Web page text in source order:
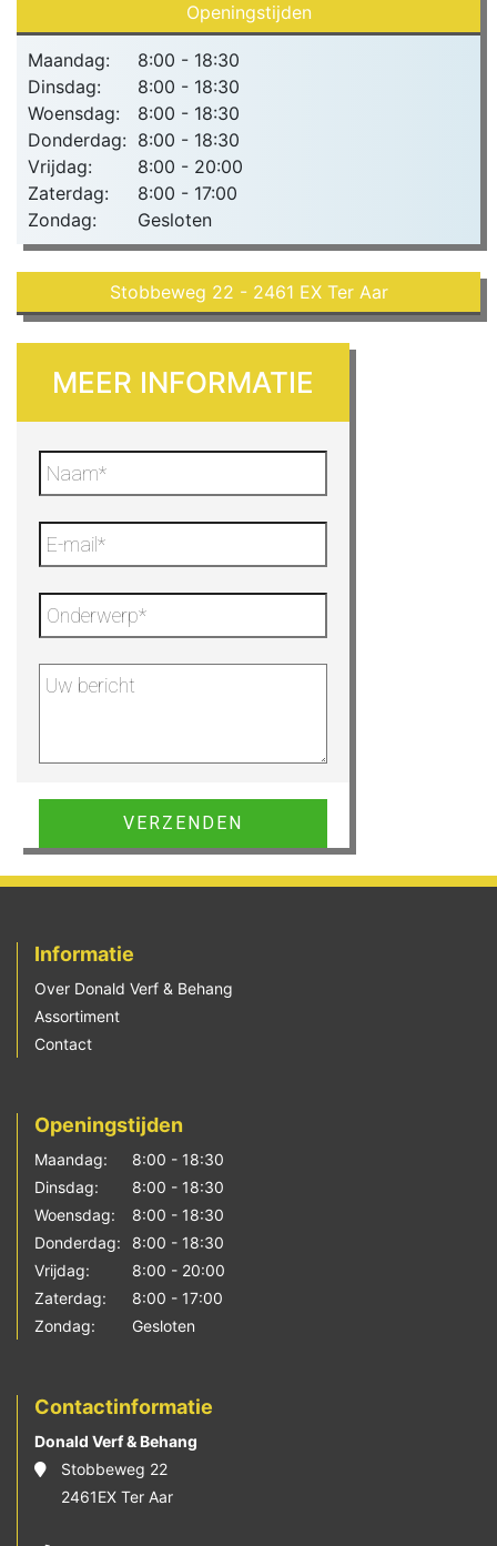
Openingstijden
Maandag:
8:00 - 18:30
Dinsdag:
8:00 - 18:30
Woensdag:
8:00 - 18:30
Donderdag: 8:00 - 18:30
Vrijdag:
8:00 - 20:00
Zaterdag:
8:00 - 17:00
Zondag:
Gesloten
Stobbeweg 22 - 2461 EX Ter Aar
MEER INFORMATIE
Gelieve dit veld leeg te laten.
Informatie
Over Donald Verf & Behang
Assortiment
Contact
Openingstijden
Maandag:
8:00 - 18:30
Dinsdag:
8:00 - 18:30
Woensdag:
8:00 - 18:30
Donderdag:
8:00 - 18:30
Vrijdag:
8:00 - 20:00
Zaterdag:
8:00 - 17:00
Zondag:
Gesloten
Contactinformatie
Donald Verf & Behang
Stobbeweg 22
2461EX Ter Aar